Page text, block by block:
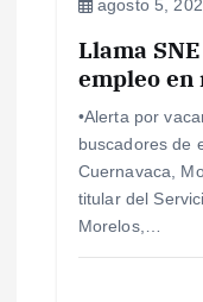
agosto 5,
Llama
empleo en
•Alerta por
buscadores de
Cuernavaca,
titular del
Morelos,…